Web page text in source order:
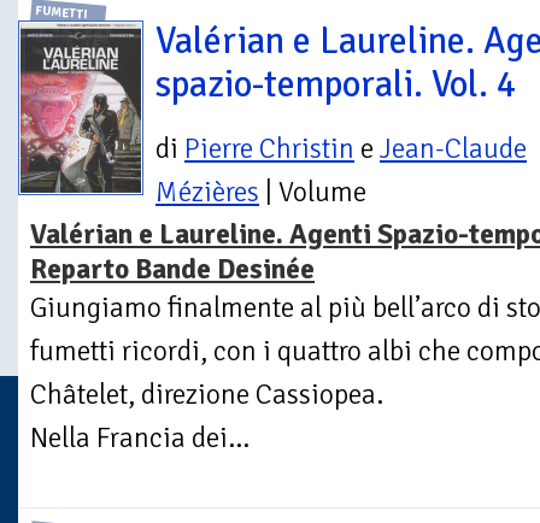
FUMETTI
Valérian e Laureline.
spazio-temporali. Vol. 4
di Pierre Christin e Jean-Claude
Mézières | Volume
Valérian e Laureline. Agenti Spazio-
Reparto Bande Desinée
Giungiamo finalmente al più bell’arco di
fumetti ricordi, con i quattro albi che
Châtelet, direzione Cassiopea.
Nella Francia dei...